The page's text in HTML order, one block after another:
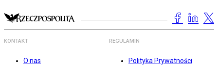
KONTAKT
O nas
REGULAMIN
Polityka Prywatności